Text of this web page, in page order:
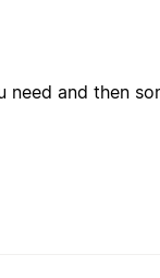
need and then